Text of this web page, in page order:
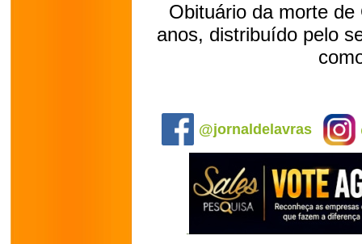
Obituário da morte
anos, distribuído pelo
@jornaldelavras